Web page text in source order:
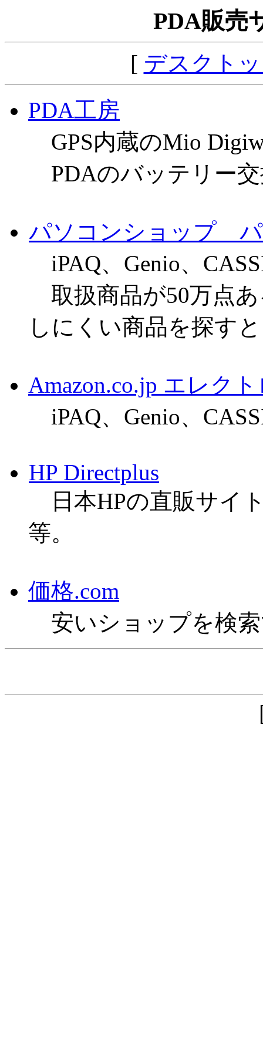
PDA販売
[ デスクト
PDA工房
GPS内蔵のMio
PDAのバッテリー
パソコンショップ
iPAQ、Genio、
取扱商品が50万点
しにくい商品を探す
Amazon.co.jp エレク
iPAQ、Genio、
HP Directplus
日本HPの直販サイ
等。
価格.com
安いショップを検